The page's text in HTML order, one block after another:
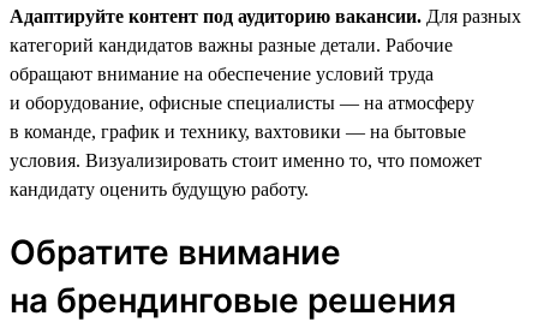
Адаптируйте контент под аудиторию вакансии. Для разных
категорий кандидатов важны разные детали. Рабочие
обращают внимание на обеспечение условий труда
и оборудование, офисные специалисты — на атмосферу
в команде, график и технику, вахтовики — на бытовые
условия. Визуализировать стоит именно то, что поможет
кандидату оценить будущую работу.
Обратите внимание
на брендинговые решения